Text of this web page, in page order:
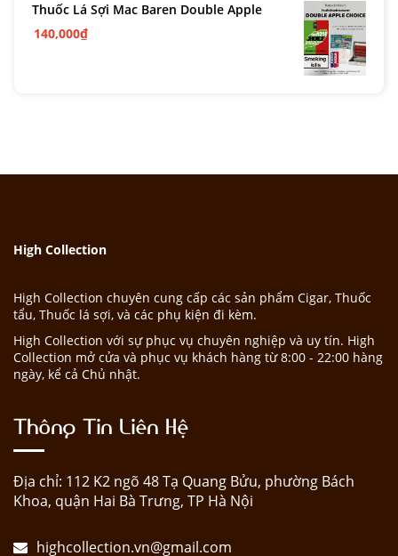
Thuốc Lá Sợi Mac Baren Double Apple
140,000₫
High Collection
High Collection chuyên cung cấp các sản phẩm Cigar, Thuốc
tẩu, Thuốc lá sợi, và các phụ kiện đi kèm.
High Collection với sự phục vụ chuyên nghiệp và uy tín. High
Collection mở cửa và phục vụ khách hàng từ 8:00 - 22:00 hàng
ngày, kể cả Chủ nhật.
Thông Tin Liên Hệ
Địa chỉ: 112 K2 ngõ 48 Tạ Quang Bửu, phường Bách
Khoa, quận Hai Bà Trưng, TP Hà Nội
highcollection.vn@gmail.com